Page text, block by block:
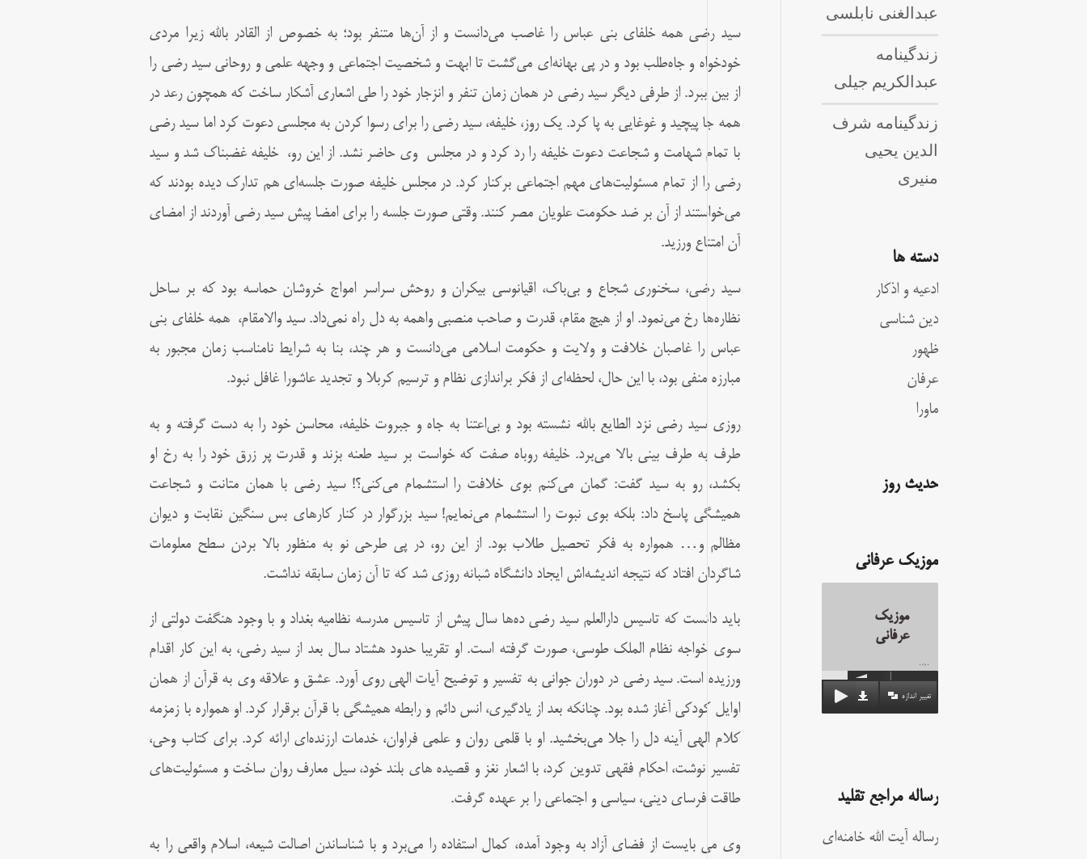
سید رضى همه خلفاى بنى عباس را غاصب مى‌دانست و از آن‌ها متنفر بود؛ به خصوص از القادر بالله زیرا مردى
خودخواه و جاه‌طلب بود و در پى بهانه‌ای مى‌گشت تا ابهت و شخصیت اجتماعى و وجهه علمى و روحانى سید رضى را
از بین ببرد. از طرفى دیگر سید رضى در همان زمان تنفر و انزجار خود را طى اشعارى آشکار ساخت که همچون رعد در
همه جا پیچید و غوغایى به پا کرد. یک روز، خلیفه، سید رضی را برای رسوا کردن به مجلسی دعوت کرد اما سيد رضى
با تمام شهامت و شجاعت دعوت خلیفه را رد کرد و در مجلس ‍ وى حاضر نشد. از این رو، خلیفه غضبناک شد و سید
رضى را از تمام مسئولیت‌هاى مهم اجتماعى برکنار کرد. در مجلس خلیفه صورت جلسه‌ای هم تدارک دیده بودند که
مى‌خواستند از آن بر ضد حکومت علویان مصر کنند. وقتى صورت جلسه را براى امضا پیش سید رضى آوردند از امضاى
آن امتناع ورزید.
سید رضى، سخنورى شجاع و بى‌باک، اقیانوسى بیکران و روحش سراسر امواج خروشان حماسه بود که بر ساحل
نظاره‌ها رخ مى‌نمود. او از هیچ مقام، قدرت و صاحب منصبى واهمه به دل راه نمى‌داد. سید والامقام، همه خلفاى بنى
عباس را غاصبان خلافت و ولایت و حکومت اسلامى مى‌دانست و هر چند، بنا به شرایط نامناسب زمان مجبور به
مبارزه منفى بود، با این حال، لحظه‌اى از فکر براندازى نظام و ترسیم کربلا و تجدید عاشورا غافل نبود.
روزی سید رضى نزد الطایع بالله نشسته بود و بى‌اعتنا به جاه و جبروت خلیفه، محاسن خود را به دست گرفته و به
طرف به طرف بینى بالا مى‌برد. خلیفه روباه صفت که خواست بر سید طعنه بزند و قدرت پر زرق خود را به رخ او
بکشد، رو به سید گفت: گمان مى‌کنم بوى خلافت را استشمام مى‌کنى؟! سید رضى با همان متانت و شجاعت
همیشگى پاسخ داد: بلکه بوى نبوت را استشمام مى‌نمایم! سید بزرگوار در کنار کارهاى بس سنگین نقابت و دیوان
مظالم و… همواره به فکر تحصیل طلاب بود. از این رو، در پى طرحى نو به منظور بالا بردن سطح معلومات
شاگردان افتاد که نتیجه اندیشه‌اش ایجاد دانشگاه شبانه روزی شد که تا آن زمان سابقه نداشت.
باید دانست که تاسیس دارالعلم سید رضى ده‌ها سال پیش از تاسیس مدرسه نظامیه بغداد و با وجود هنگفت دولتى از
سوى خواجه نظام الملک طوسى، صورت گرفته است. او تقریبا حدود هشتاد سال بعد از سید رضى، به این کار اقدام
ورزیده است. سید رضى در دوران جوانى به تفسیر و توضیح آیات الهى روى آورد. عشق و علاقه وى به قرآن از همان
اوایل کودکى آغاز شده بود. چنانکه بعد از یادگیرى، انس دائم و رابطه همیشگى با قرآن برقرار کرد. او همواره با زمزمه
کلام الهى آینه دل را جلا مى‌بخشید. او با قلمى روان و علمى فراوان، خدمات ارزنده‌اى ارائه کرد. براى کتاب وحى،
تفسیر نوشت، احکام فقهى تدوین کرد، با اشعار نغز و قصیده هاى بلند خود، سیل معارف روان ساخت و مسئولیت‌هاى
طاقت فرساى دینى، سیاسى و اجتماعى را بر عهده گرفت.
وى مى بایست از فضاى آزاد به وجود آمده، کمال استفاده را مى‌برد و با شناساندن اصالت شیعه، اسلام واقعى را به
عبدالغنی نابلسی
زندگینامه
عبدالکریم جیلی
زندگینامه شرف
الدین یحیی
منیری
دسته ها
ادعیه و اذکار
دین شناسی
ظهور
عرفان
ماورا
حدیث روز
موزیک عرفانی
موزیک
عرفانی
00:00
تغییر اندازه
رساله مراجع تقلید
رساله آیت الله خامنه‌ای